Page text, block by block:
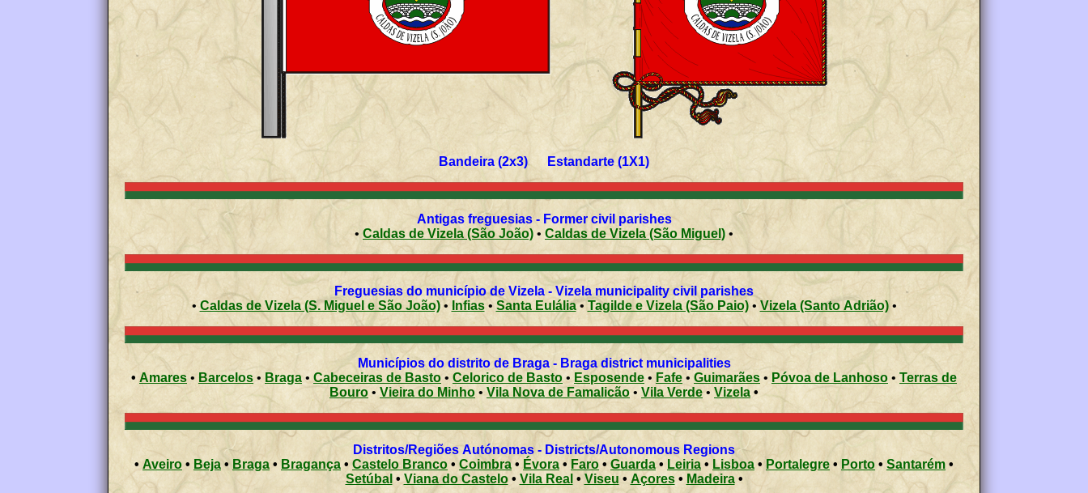
Bandeira (2x3) Estandarte (1X1)
Antigas freguesias - Former civil parishes
•
Caldas de Vizela (São João) • Caldas de Vizela (São Miguel) •
Freguesias do município de Vizela - Vizela municipality civil parishes
•Caldas de Vizela (S. Miguel e São João)• Infias• Santa Eulália• Tagilde e Vizela (São Paio)• Vizela (Santo Adrião)•
Municípios do distrito de Braga - Braga district municipalities
• Amares • Barcelos • Braga • Cabeceiras de Basto • Celorico de Basto • Esposende • Fafe • Guimarães • Póvoa de Lanhoso • Terras de
Bouro • Vieira do Minho • Vila Nova de Famalicão • Vila Verde• Vizela •
Distritos/Regiões Autónomas - Districts/Autonomous Regions
• Aveiro • Beja • Braga • Bragança • Castelo Branco • Coimbra • Évora • Faro • Guarda• Leiria • Lisboa • Portalegre • Porto • Santarém •
Setúbal • Viana do Castelo• Vila Real • Viseu • Açores • Madeira •